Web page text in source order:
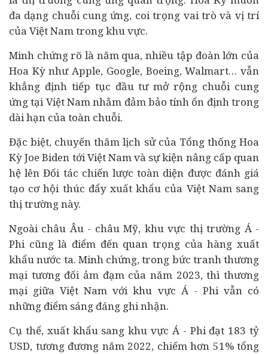
đa dạng chuỗi cung ứng, coi trọng vai trò và vị trí
của Việt Nam trong khu vực.
Minh chứng rõ là năm qua, nhiều tập đoàn lớn của
Hoa Kỳ như Apple, Google, Boeing, Walmart… vẫn
khẳng định tiếp tục đầu tưmở rộng chuỗi cung
ứng tại Việt Nam nhằm đảm bảo tính ổn định trong
dài hạn của toàn chuỗi.
Đặc biệt, chuyến thăm lịch sử của Tổng thống Hoa
Kỳ Joe Biden tới Việt Nam và sự kiện nâng cấp quan
hệ lên Đối tác chiến lược toàn diện được đánh giá
tạo cơ hội thúc đẩy xuất khẩu của Việt Nam sang
thị trường này.
Ngoài châu Âu - châu Mỹ, khu vực thị trường Á -
Phi cũng là điểm đến quan trọng của hàng xuất
khẩu nước ta. Minh chứng, trong bức tranh thương
mại tương đối ảm đạm của năm 2023, thì thương
mại giữa Việt Nam với khu vực Á - Phi vẫn có
những điểm sáng đáng ghi nhận.
Cụ thể, xuất khẩu sang khu vực Á - Phi đạt 183 tỷ
USD, tương đương năm 2022, chiếm hơn 51% tổng